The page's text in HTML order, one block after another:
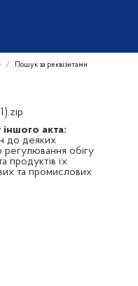
Пошук за реквізитами
акта:
до деяких
регулювання обігу
продуктів їх
та промислових